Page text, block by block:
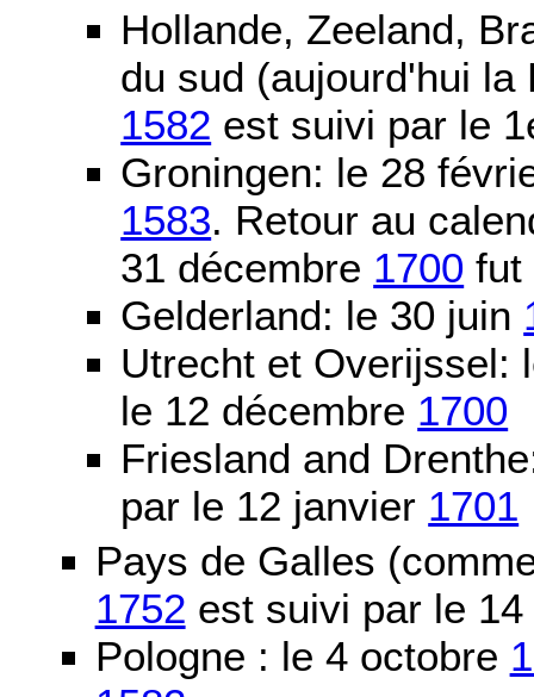
Hollande, Zeeland,
du sud (aujourd'hui la
1582 est suivi par le
Groningen: le 28
1583. Retour au
31 décembre 1700 fut
Gelderland: le 30 juin
Utrecht et Overijssel:
le 12 décembre 1700
Friesland and
par le 12 janvier 1701
Pays de Galles
1752 est suivi par le
Pologne : le 4 octobre